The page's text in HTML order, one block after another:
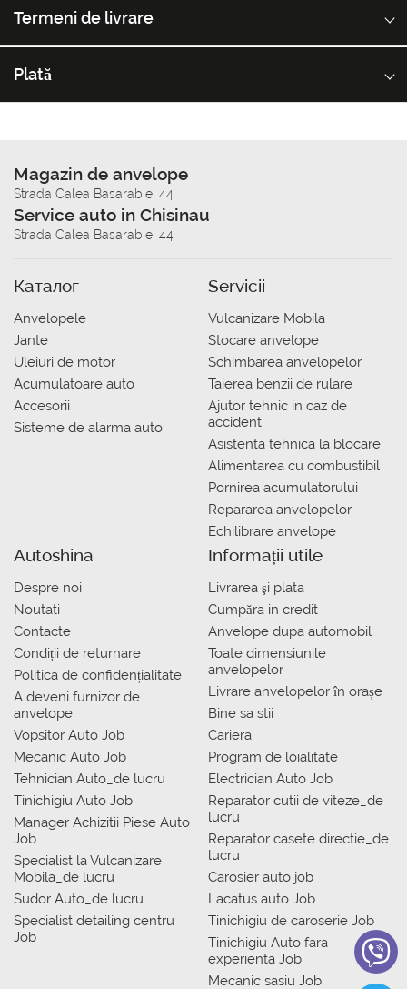
Termeni de livrare
Plată
Magazin de anvelope
Strada Calea Basarabiei 44
Service auto in Chisinau
Strada Calea Basarabiei 44
Каталог
Anvelopele
Jante
Uleiuri de motor
Acumulatoare auto
Accesorii
Sisteme de alarma auto
Servicii
Vulcanizare Mobila
Stocare anvelope
Schimbarea anvelopelor
Taierea benzii de rulare
Ajutor tehnic in caz de
accident
Asistenta tehnica la blocare
Alimentarea cu combustibil
Pornirea acumulatorului
Repararea anvelopelor
Echilibrare anvelope
Autoshina
Despre noi
Noutati
Contacte
Condiții de returnare
Politica de confidențialitate
A deveni furnizor de
anvelope
Vopsitor Auto Job
Mecanic Auto Job
Tehnician Auto_de lucru
Tinichigiu Auto Job
Manager Achizitii Piese Auto
Job
Specialist la Vulcanizare
Mobila_de lucru
Sudor Auto_de lucru
Specialist detailing centru
Job
Informații utile
Livrarea şi plata
Сumpăra in credit
Anvelope dupa automobil
Toate dimensiunile
anvelopelor
Livrare anvelopelor în orașe
Bine sa stii
Cariera
Program de loialitate
Electrician Auto Job
Reparator cutii de viteze_de
lucru
Reparator casete directie_de
lucru
Carosier auto job
Lacatus auto Job
Tinichigiu de caroserie Job
Tinichigiu Auto fara
experienta Job
Mecanic sasiu Job